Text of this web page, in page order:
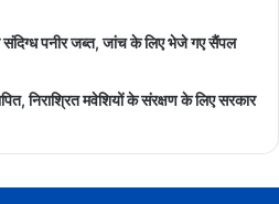
पनीर जब्त, जांच के लिए भेजे गए सैंपल
निराश्रित मवेशियों के संरक्षण के लिए सरकार